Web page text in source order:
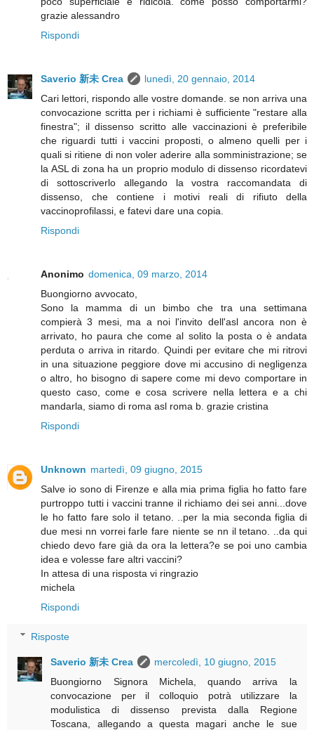
grazie alessandro
Rispondi
Saverio 新未 Crea
lunedì, 20 gennaio, 2014
Cari lettori, rispondo alle vostre domande. se non arriva una
convocazione scritta per i richiami è sufficiente "restare alla
finestra"; il dissenso scritto alle vaccinazioni è preferibile
che riguardi tutti i vaccini proposti, o almeno quelli per i
quali si ritiene di non voler aderire alla somministrazione; se
la ASL di zona ha un proprio modulo di dissenso ricordatevi
di sottoscriverlo allegando la vostra raccomandata di
dissenso, che contiene i motivi reali di rifiuto della
vaccinoprofilassi, e fatevi dare una copia.
Rispondi
Anonimo domenica, 09 marzo, 2014
Buongiorno avvocato,
Sono la mamma di un bimbo che tra una settimana
compierà 3 mesi, ma a noi l'invito dell'asl ancora non è
arrivato, ho paura che come al solito la posta o è andata
perduta o arriva in ritardo. Quindi per evitare che mi ritrovi
in una situazione peggiore dove mi accusino di negligenza
o altro, ho bisogno di sapere come mi devo comportare in
questo caso, come e cosa scrivere nella lettera e a chi
mandarla, siamo di roma asl roma b. grazie cristina
Rispondi
Unknown martedì, 09 giugno, 2015
Salve io sono di Firenze e alla mia prima figlia ho fatto fare
purtroppo tutti i vaccini tranne il richiamo dei sei anni...dove
le ho fatto fare solo il tetano. ..per la mia seconda figlia di
due mesi nn vorrei farle fare niente se nn il tetano. ..da qui
chiedo devo fare già da ora la lettera?e se poi uno cambia
idea e volesse fare altri vaccini?
In attesa di una risposta vi ringrazio
michela
Rispondi
Risposte
Saverio 新未 Crea
mercoledì, 10 giugno, 2015
Buongiorno Signora Michela, quando arriva la
convocazione per il colloquio potrà utilizzare la
modulistica di dissenso prevista dalla Regione
Toscana, allegando a questa magari anche le sue